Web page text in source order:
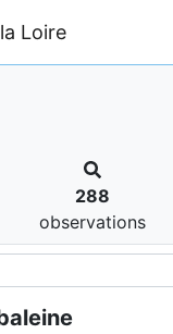
Loire
288
observations